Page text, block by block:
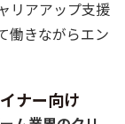
リアアップ支援
働きながらエン
ナー向け